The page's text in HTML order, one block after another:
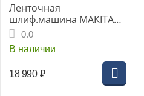
Ленточная
шлиф.машина MAKITA
9910K, 650 Вт, 76х457
мм, 270 м/мин, 2.6 кг,
кейс пласт.
0.0
В наличии
18 990 ₽